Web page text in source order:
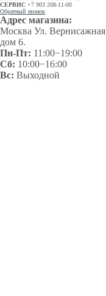
СЕРВИС +7 903 208-11-00
Обратный звонок
Адрес магазина:
Москва Ул. Вернисажная
дом 6.
Пн-Пт: 11:00−19:00
Сб: 10:00−16:00
Вс: Выходной